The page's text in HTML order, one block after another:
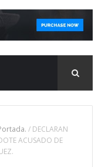
/ DECLARAN
ACUSADO DE